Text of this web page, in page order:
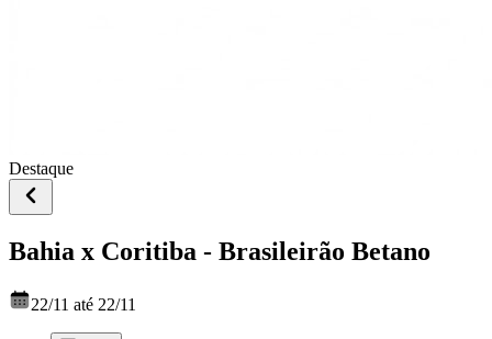
Destaque
Bahia x Coritiba - Brasileirão Betano
22/11 até 22/11